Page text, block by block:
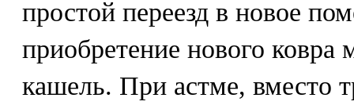
простой переезд в новое
приобретение нового ковра
кашель. При астме, вместо